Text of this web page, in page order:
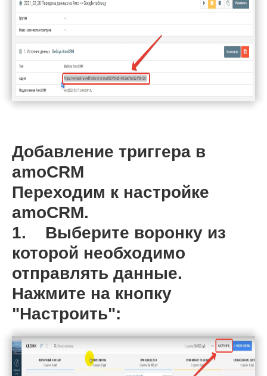
Добавление триггера в
amoCRM
Переходим к настройке
amoCRM.
1. Выберите воронку из
которой необходимо
отправлять данные.
Нажмите на кнопку
"Настроить":